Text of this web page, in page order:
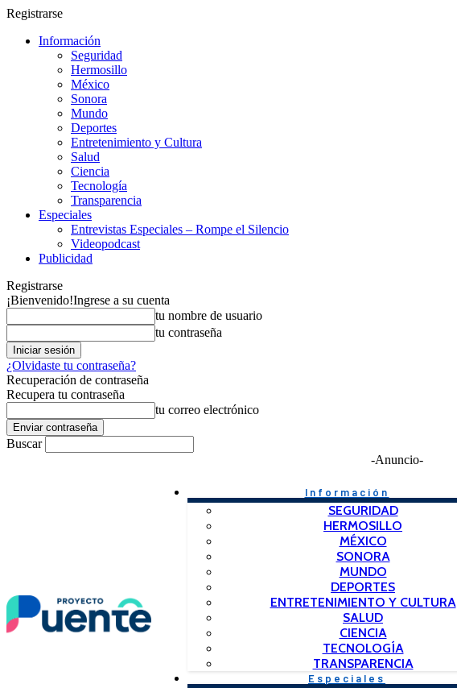
Registrarse
Información
Seguridad
Hermosillo
México
Sonora
Mundo
Deportes
Entretenimiento y Cultura
Salud
Ciencia
Tecnología
Transparencia
Especiales
Entrevistas Especiales – Rompe el Silencio
Videopodcast
Publicidad
Registrarse
¡Bienvenido!Ingrese a su cuenta
tu nombre de usuario
tu contraseña
¿Olvidaste tu contraseña?
Recuperación de contraseña
Recupera tu contraseña
tu correo electrónico
Buscar
-Anuncio-
Información
SEGURIDAD
HERMOSILLO
MÉXICO
SONORA
MUNDO
DEPORTES
ENTRETENIMIENTO Y CULTURA
SALUD
CIENCIA
TECNOLOGÍA
TRANSPARENCIA
Especiales